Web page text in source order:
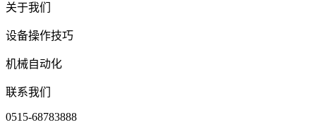
关于我们
设备操作技巧
机械自动化
联系我们
0515-68783888